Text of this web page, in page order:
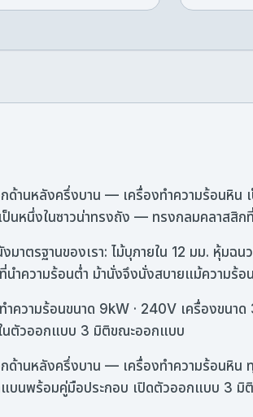
านหลังครึ่งบาน — เครื่องทำความร้อนหิน
นหนึ่งในซาวน่าทรงถัง — ทรงกลมคลาสสิกที่
งมาตรฐานของเรา: ไม้บุภายใน 12 มม. หุ้
ที่นำความร้อนต่ำ ม้านั่งจึงนั่งสบายแม้ความ
ำความร้อนขนาด 9kW · 240V เครื่องขนา
นตัวออกแบบ 3 มิติขณะออกแบบ
นหลังครึ่งบาน — เครื่องทำความร้อนหิน ทุ
นพร้อมคู่มือประกอบ เปิดตัวออกแบบ 3 มิติ